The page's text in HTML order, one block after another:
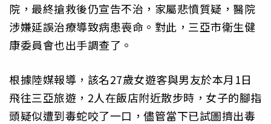
院，最終搶救後仍宣告不治，家屬悲憤質疑，醫院
涉嫌延誤治療導致病患喪命。對此，三亞市衛生健
康委員會也出手調查了。
根據陸媒報導，該名27歲女遊客與男友於本月1日
飛往三亞旅遊，2人在飯店附近散步時，女子的腳指
頭疑似遭到毒蛇咬了一口，儘管當下已試圖擠出毒